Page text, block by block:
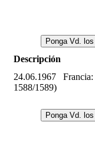
Descripción
24.06.1967 Francia:
1588/1589)